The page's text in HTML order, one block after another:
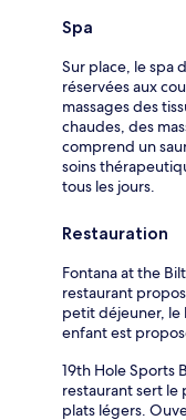
Spa
Sur place, le spa
réservées aux
massages des
chaudes, des
comprend un
soins
tous les jours.
Restauration
Fontana at the
restaurant
petit déjeuner, le
enfant est
19th Hole Sports
restaurant sert le
plats légers.